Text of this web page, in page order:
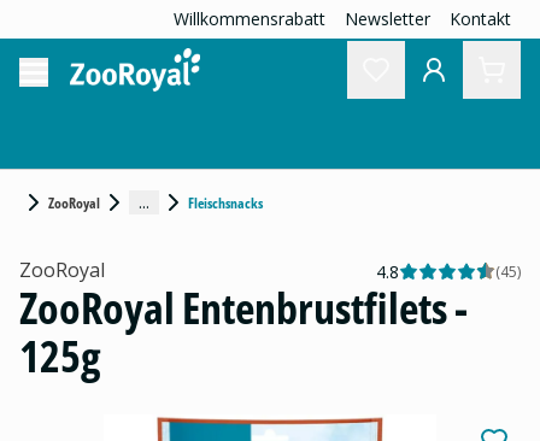
Willkommensrabatt Newsletter Kontakt
ZooRoyal ... Fleischsnacks
ZooRoyal 4.8 (45)
ZooRoyal Entenbrustfilets -
125g